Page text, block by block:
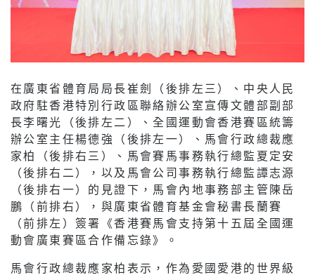
在廣東省體育局局長崔劍（後排左三）、中央人民
政府駐香港特別行政區聯絡辦公室宣傳文體部副部
長李曙光（後排左二）、全國運動會香港賽區統籌
辦公室主任楊德強（後排左一）、馬會行政總裁應
家柏（後排右三）、馬會賽馬事務執行總監夏定安
（後排右二），以及馬會公司事務執行總監譚志源
（後排右一）的見證下，馬會內地事務部主管陳岳
鵬（前排右），與廣東省體育基金會秘書長蘭賽
（前排左）簽署《香港賽馬會支持第十五屆全國運
動會廣東賽區合作備忘錄》。
馬會行政總裁應家柏表示，作為愛國愛港的世界級